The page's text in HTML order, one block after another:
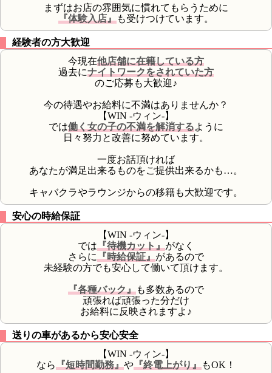
まずはお店の雰囲気に慣れてもらうために
『体験入店』も受けつけています。
経験者の方大歓迎
今現在他店舗に在籍している方
過去にナイトワークをされていた方
のご応募も大歓迎♪
今の待遇やお給料に不満はありませんか？
【WIN -ウィン-】
では働く女の子の不満を解消するように
日々努力と改善に努めています。
一度お話頂ければ
あなたが満足出来るものをご提供出来るかも…。
キャバクラやラウンジからの移籍も大歓迎です。
安心の時給保証
【WIN -ウィン-】
では『待機カット』がなく
さらに『時給保証』があるので
未経験の方でも安心して働いて頂けます。
『各種バック』も多数あるので
頑張れば頑張った分だけ
お給料に反映されますよ♪
送りの車があるから安心安全
【WIN -ウィン-】
なら『短時間勤務』や『終電上がり』もOK！